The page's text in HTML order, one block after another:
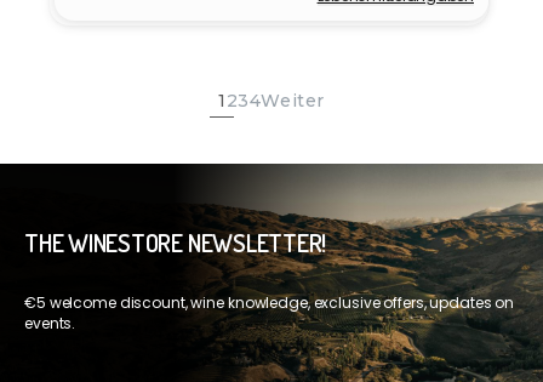
1 234Weiter
THE WINESTORE NEWSLETTER!
€5 welcome discount, wine knowledge, exclusive offers, updates on
events.